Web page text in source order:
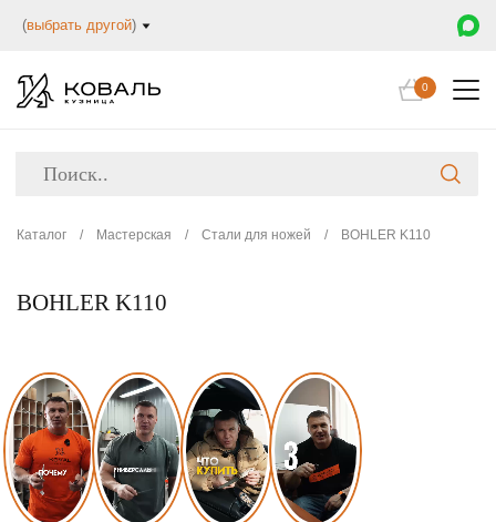
(выбрать другой)
0
Каталог / Мастерская / Стали для ножей / BOHLER K110
BOHLER K110